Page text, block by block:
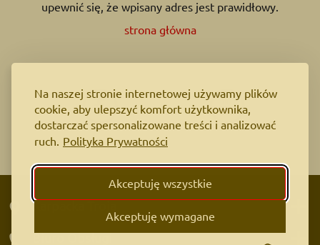
Na naszej stronie internetowej używamy plików
cookie, aby ulepszyć komfort użytkownika,
dostarczać spersonalizowane treści i analizować
ruch. Polityka Prywatności
Akceptuję wszystkie
Akceptuję wymagane
upewnić się, że wpisany adres jest prawidłowy.
strona główna
Karpacka Troja